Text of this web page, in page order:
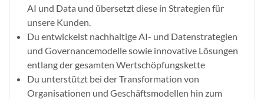
AI und Data und übersetzt diese in Strategien für
unsere Kunden.
Du entwickelst nachhaltige AI- und Datenstrategien
und Governancemodelle sowie innovative Lösungen
entlang der gesamten Wertschöpfungskette
Du unterstützt bei der Transformation von
Organisationen und Geschäftsmodellen hin zum